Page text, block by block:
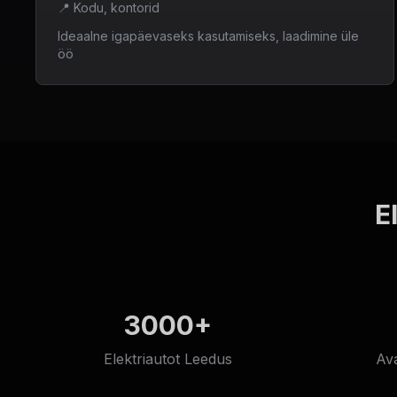
📍 Kodu, kontorid
Ideaalne igapäevaseks kasutamiseks, laadimine üle
öö
3000+
Elektriautot Leedus